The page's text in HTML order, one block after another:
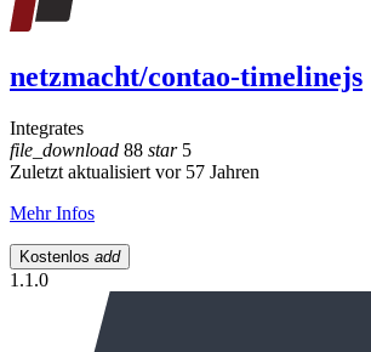
netzmacht/contao-timelinejs
Integrates
file_download 88 star5
Zuletzt aktualisiert vor 57 Jahren
Mehr Infos
Kostenlos add
1.1.0